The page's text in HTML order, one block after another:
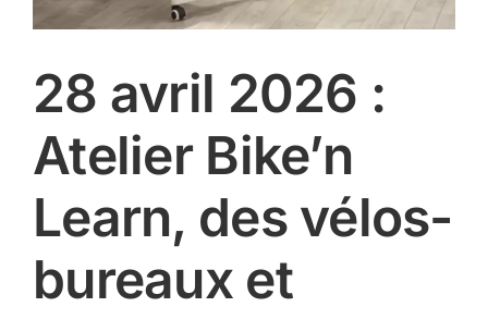
28 avril 2026 :
Atelier Bike’n
Learn, des vélos-
bureaux et